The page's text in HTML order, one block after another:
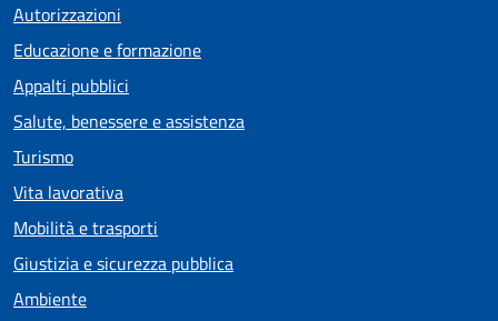
Autorizzazioni
Educazione e formazione
Appalti pubblici
Salute, benessere e assistenza
Turismo
Vita lavorativa
Mobilità e trasporti
Giustizia e sicurezza pubblica
Ambiente